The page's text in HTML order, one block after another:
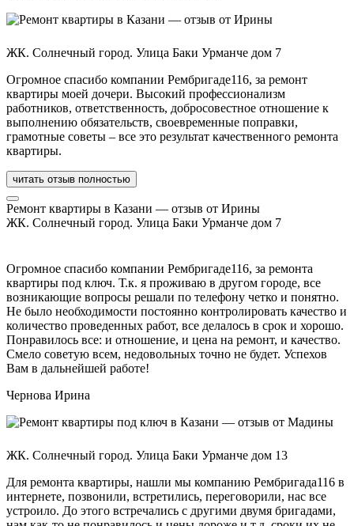
ЖК. Солнечный город. Улица Баки Урманче дом 7
Огромное спасибо компании Рембригаде116, за ремонт
квартиры моей дочери. Высокий профессионализм
работников, ответственность, добросовестное отношение к
выполнению обязательств, своевременные поправки,
грамотные советы – все это результат качественного ремонта
квартиры.
читать отзыв полностью
Ремонт квартиры в Казани — отзыв от Ирины
ЖК. Солнечный город. Улица Баки Урманче дом 7
Огромное спасибо компании Рембригаде116, за ремонта
квартиры под ключ. Т.к. я проживаю в другом городе, все
возникающие вопросы решали по телефону четко и понятно.
Не было необходимости постоянно контролировать качество и
количество проведенных работ, все делалось в срок и хорошо.
Понравилось все: и отношение, и цена на ремонт, и качество.
Смело советую всем, недовольных точно не будет. Успехов
Вам в дальнейшей работе!
Чернова Ирина
ЖК. Солнечный город. Улица Баки Урманче дом 13
Для ремонта квартиры, нашли мы компанию Рембригада116 в
интернете, позвонили, встретились, переговорили, нас все
устроило. До этого встречались с другими двумя бригадами,